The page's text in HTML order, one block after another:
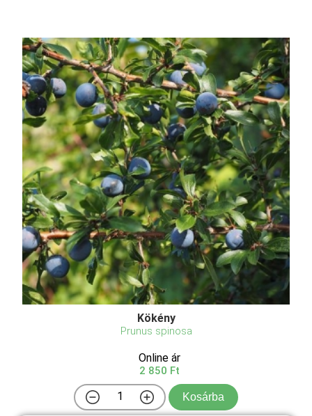
Kökény
Prunus spinosa
Online ár
2 850 Ft
Kosárba